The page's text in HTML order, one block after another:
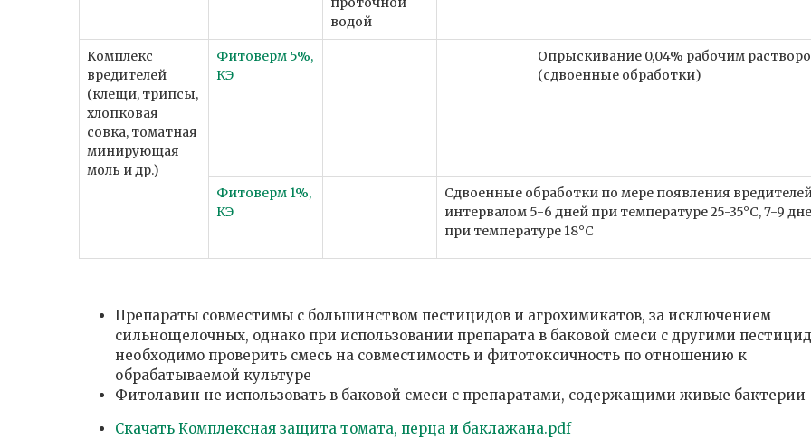
водой
Комплекс
вредителей
(клещи, трипсы,
хлопковая
совка, томатная
минирующая
моль и др.)
Фитоверм 5%,
КЭ
Опрыскивание 0,04% рабочим
(сдвоенные обработки)
Фитоверм 1%,
КЭ
Сдвоенные обработки по мере появления вредителей
интервалом 5-6 дней при температуре 25-35°С, 7-9
при температуре 18°С
Препараты совместимы с большинством пестицидов и агрохимикатов, за исключением
сильнощелочных, однако при использовании препарата в баковой смеси с другими
необходимо проверить смесь на совместимость и фитотоксичность по отношению к
обрабатываемой культуре
Фитолавин не использовать в баковой смеси с препаратами, содержащими живые бактерии
Скачать Комплексная защита томата, перца и баклажана.pdf